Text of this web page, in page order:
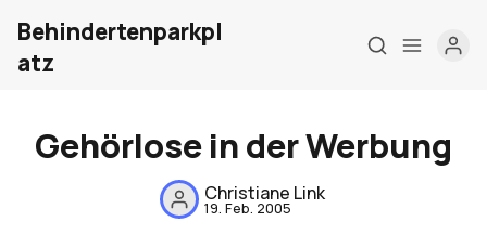
Über mich
Behindertenparkpl
atz
Gehörlose in der Werbung
Christiane Link
19. Feb. 2005